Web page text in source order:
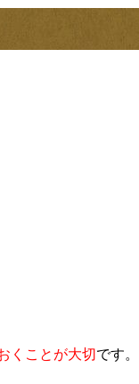
くことが大切です。